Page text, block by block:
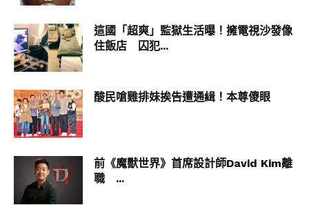
這國「超爽」監獄生活曝！擁電視沙發像
住飯店 囚犯...
酸民嗆雞排妹挨告遭通緝！本尊傻眼
前《魔獸世界》首席設計師David Kim離
職 ...